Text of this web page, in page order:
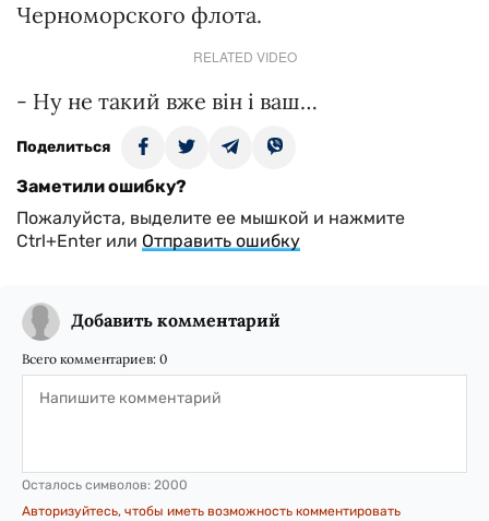
Черноморского флота.
RELATED VIDEO
- Ну не такий вже він і ваш…
Поделиться
Заметили ошибку?
Пожалуйста, выделите ее мышкой и нажмите
Ctrl+Enter или Отправить ошибку
Добавить комментарий
Всего комментариев: 0
Осталось символов: 2000
Авторизуйтесь, чтобы иметь возможность комментировать